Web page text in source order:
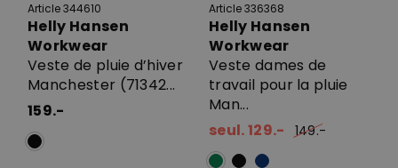
Article 344610
Helly Hansen
Workwear
Veste de pluie d’hiver
Manchester (71342...
159.-
Article 336368
Helly Hansen
Workwear
Veste dames de
travail pour la pluie
Man...
seul. 129.-
149.-